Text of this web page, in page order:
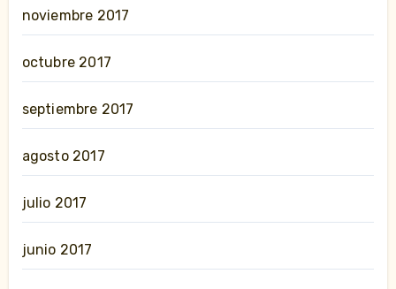
noviembre 2017
octubre 2017
septiembre 2017
agosto 2017
julio 2017
junio 2017